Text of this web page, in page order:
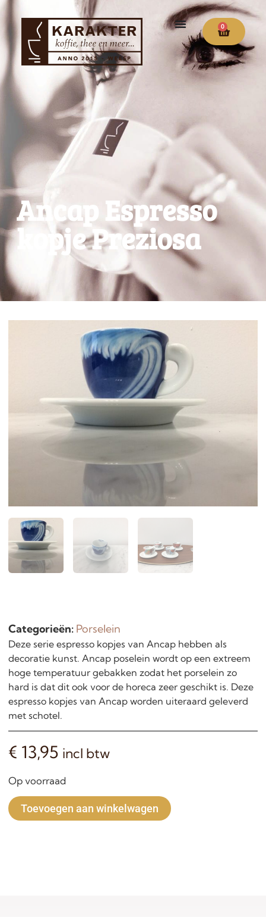
0
Ancap Espresso
kopje Preziosa
Categorieën: Porselein
Deze serie espresso kopjes van Ancap hebben als
decoratie kunst. Ancap poselein wordt op een extreem
hoge temperatuur gebakken zodat het porselein zo
hard is dat dit ook voor de horeca zeer geschikt is. Deze
espresso kopjes van Ancap worden uiteraard geleverd
met schotel.
€ 13,95 incl btw
Op voorraad
Toevoegen aan winkelwagen